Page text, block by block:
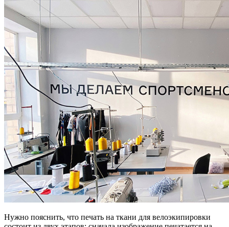
Нужно пояснить, что печать на ткани для велоэкипировки